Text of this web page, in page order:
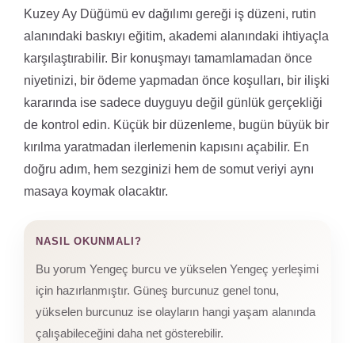
Kuzey Ay Düğümü ev dağılımı gereği iş düzeni, rutin
alanındaki baskıyı eğitim, akademi alanındaki ihtiyaçla
karşılaştırabilir. Bir konuşmayı tamamlamadan önce
niyetinizi, bir ödeme yapmadan önce koşulları, bir ilişki
kararında ise sadece duyguyu değil günlük gerçekliği
de kontrol edin. Küçük bir düzenleme, bugün büyük bir
kırılma yaratmadan ilerlemenin kapısını açabilir. En
doğru adım, hem sezginizi hem de somut veriyi aynı
masaya koymak olacaktır.
NASIL OKUNMALI?
Bu yorum Yengeç burcu ve yükselen Yengeç yerleşimi
için hazırlanmıştır. Güneş burcunuz genel tonu,
yükselen burcunuz ise olayların hangi yaşam alanında
çalışabileceğini daha net gösterebilir.